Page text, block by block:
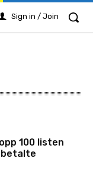
Sign in / Join
100 listen
betalte